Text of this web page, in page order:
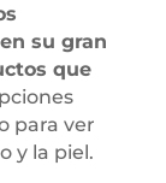
su gran
que
para ver
y la piel.